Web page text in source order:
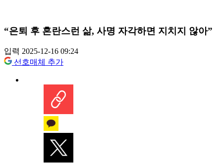
“은퇴 후 혼란스런 삶, 사명 자각하면 지치지 않아”
입력 2025-12-16 09:24
선호매체 추가